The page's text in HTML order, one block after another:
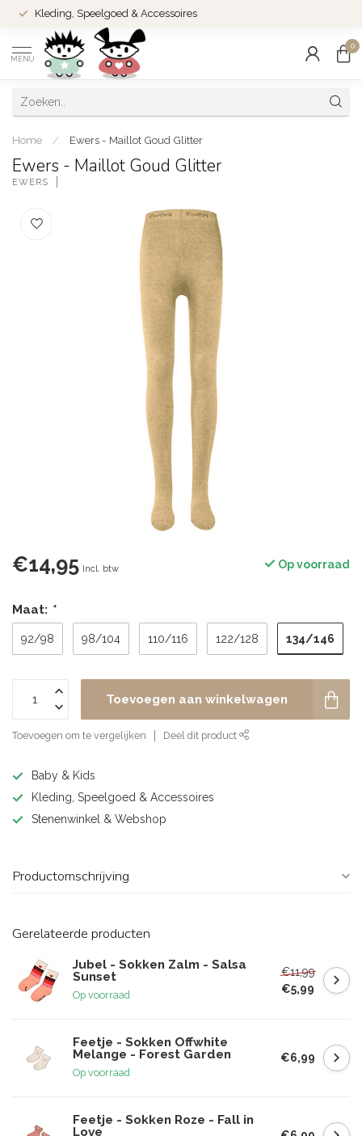
Kleding, Speelgoed & Accessoires
MENU
0
Home / Ewers - Maillot Goud Glitter
Ewers - Maillot Goud Glitter
EWERS
€14,95 Incl. btw Op voorraad
Maat: *
92/98 98/104 110/116 122/128 134/146
Toevoegen aan winkelwagen
Toevoegen om te vergelijken Deel dit product
Baby & Kids
Kleding, Speelgoed & Accessoires
Stenenwinkel & Webshop
Productomschrijving
Gerelateerde producten
Jubel - Sokken Zalm - Salsa
Sunset
Op voorraad
€11,99
€5,99
Feetje - Sokken Offwhite
Melange - Forest Garden
Op voorraad
€6,99
Feetje - Sokken Roze - Fall in
Love